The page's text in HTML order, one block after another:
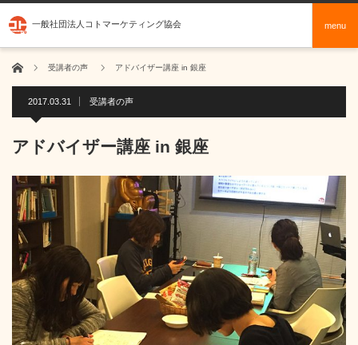
一般社団法人コトマーケティング協会 menu
ホーム 受講者の声 アドバイザー講座 in 銀座
2017.03.31 受講者の声
アドバイザー講座 in 銀座